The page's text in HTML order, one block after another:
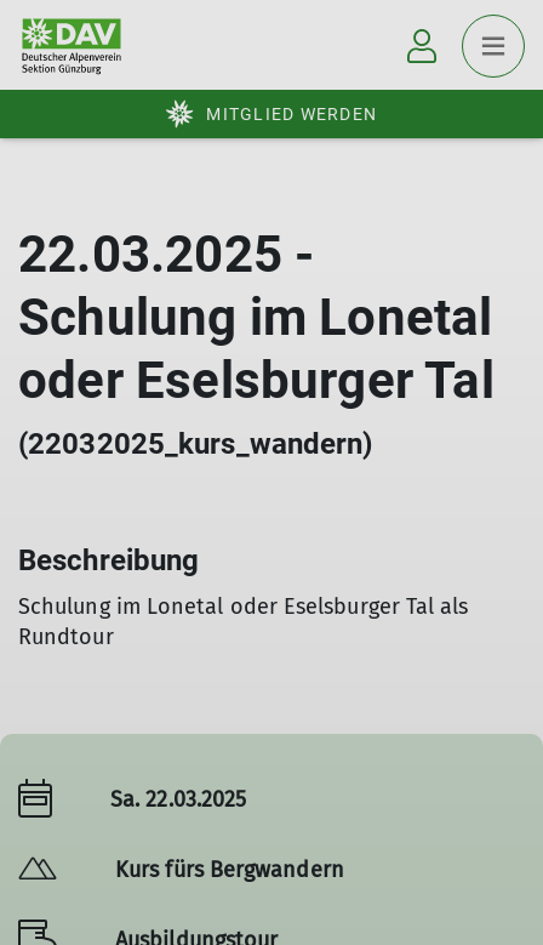
MITGLIED WERDEN
22.03.2025 -
Schulung im Lonetal
oder Eselsburger Tal
(22032025_kurs_wandern)
Beschreibung
Schulung im Lonetal oder Eselsburger Tal als
Rundtour
Sa. 22.03.2025
Kurs fürs Bergwandern
Ausbildungstour